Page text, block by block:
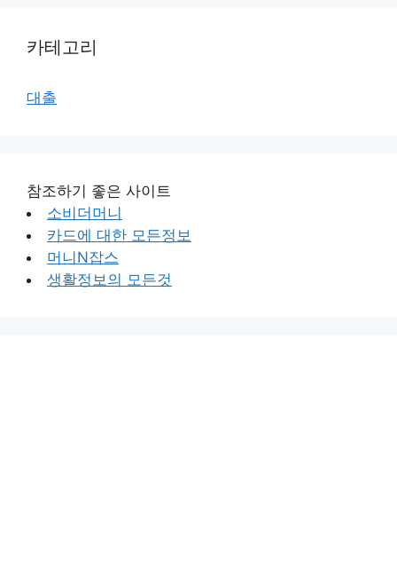
카테고리
대출
참조하기 좋은 사이트
소비더머니
카드에 대한 모든정보
머니N잡스
생활정보의 모든것